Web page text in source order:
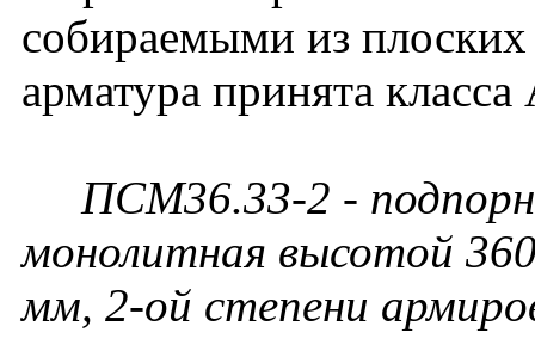
собираемыми из
арматура принята
ПСМ36.33-2 -
монолитная высотой
мм, 2-ой степени